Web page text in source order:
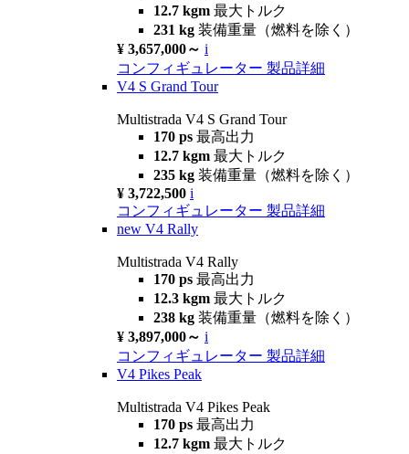
12.7 kgm 最大トルク
231 kg 装備重量（燃料を除く）
¥ 3,657,000～ i
コンフィギュレーター 製品詳細
V4 S Grand Tour
Multistrada V4 S Grand Tour
170 ps 最高出力
12.7 kgm 最大トルク
235 kg 装備重量（燃料を除く）
¥ 3,722,500 i
コンフィギュレーター 製品詳細
new V4 Rally
Multistrada V4 Rally
170 ps 最高出力
12.3 kgm 最大トルク
238 kg 装備重量（燃料を除く）
¥ 3,897,000～ i
コンフィギュレーター 製品詳細
V4 Pikes Peak
Multistrada V4 Pikes Peak
170 ps 最高出力
12.7 kgm 最大トルク